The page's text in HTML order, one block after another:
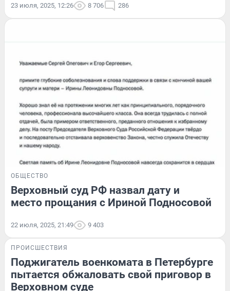
23 июля, 2025, 12:26 8 706 286
ОБЩЕСТВО
Верховный суд РФ назвал дату и
место прощания с Ириной Подносовой
22 июля, 2025, 21:49 9 403
ПРОИСШЕСТВИЯ
Поджигатель военкомата в Петербурге
пытается обжаловать свой приговор в
Верховном суде